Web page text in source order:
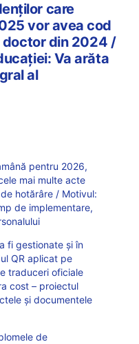
care
vor avea cod
doctor din 2024 /
Va arăta
al
pentru 2026,
mai multe acte
hotărâre / Motivul:
de implementare,
fi gestionate și în
QR aplicat pe
traduceri oficiale
cost – proiectul
și documentele
de